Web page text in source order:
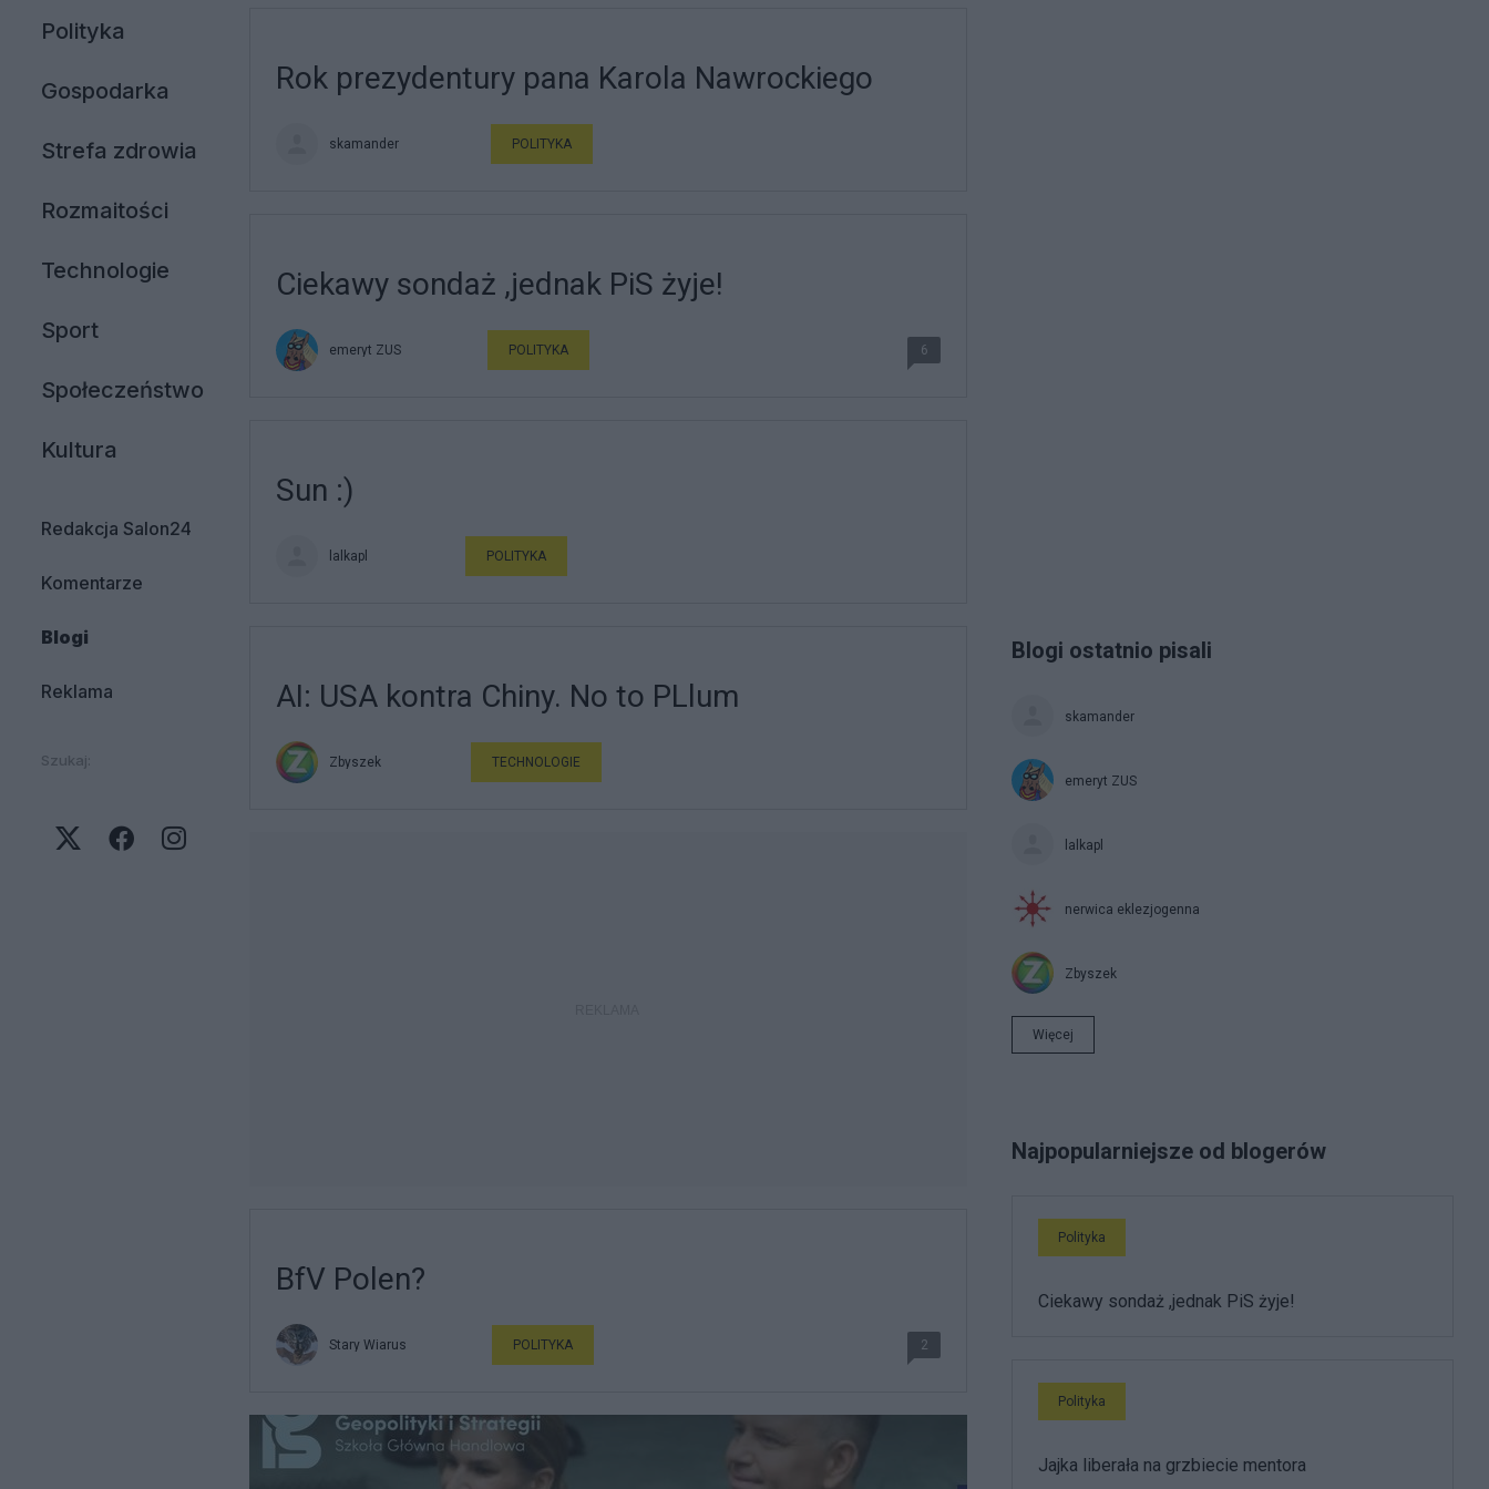
Polityka
Gospodarka
Strefa zdrowia
Rozmaitości
Technologie
Sport
Społeczeństwo
Kultura
Redakcja Salon24
Komentarze
Blogi
Reklama
Szukaj:
Rok prezydentury pana Karola Nawrockiego
skamander POLITYKA
Ciekawy sondaż ,jednak PiS żyje!
emeryt ZUS POLITYKA 6
Sun :)
lalkapl POLITYKA
AI: USA kontra Chiny. No to PLlum
Zbyszek TECHNOLOGIE
BfV Polen?
Stary Wiarus POLITYKA 2
Blogi ostatnio pisali
skamander
emeryt ZUS
lalkapl
nerwica eklezjogenna
Zbyszek
Więcej
Najpopularniejsze od blogerów
Polityka
Ciekawy sondaż ,jednak PiS żyje!
Polityka
Jajka liberała na grzbiecie mentora